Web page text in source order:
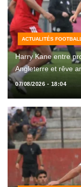
ACTUALITÉS
Harry Kane entre
Angleterre et rêve
07/08/2026 - 18:04